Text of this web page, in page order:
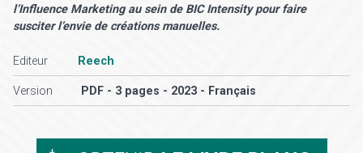
l’Influence Marketing au sein de BIC Intensity pour faire
susciter l’envie de créations manuelles.
Editeur Reech
Version PDF - 3 pages - 2023 - Français